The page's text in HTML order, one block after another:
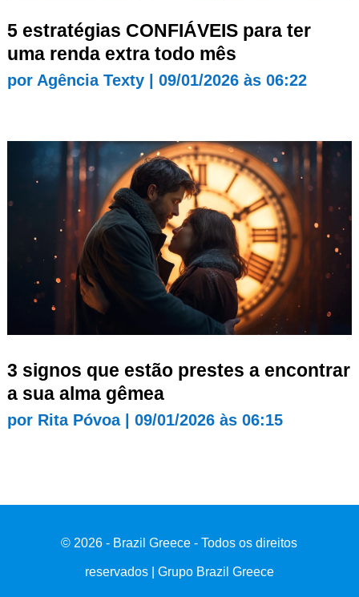
5 estratégias CONFIÁVEIS para ter
uma renda extra todo mês
por Agência Texty| 09/01/2026 às 06:22
3 signos que estão prestes a encontrar
a sua alma gêmea
por Rita Póvoa| 09/01/2026 às 06:15
© 2026 - Brazil Greece - Todos os direitos
reservados | Grupo Brazil Greece